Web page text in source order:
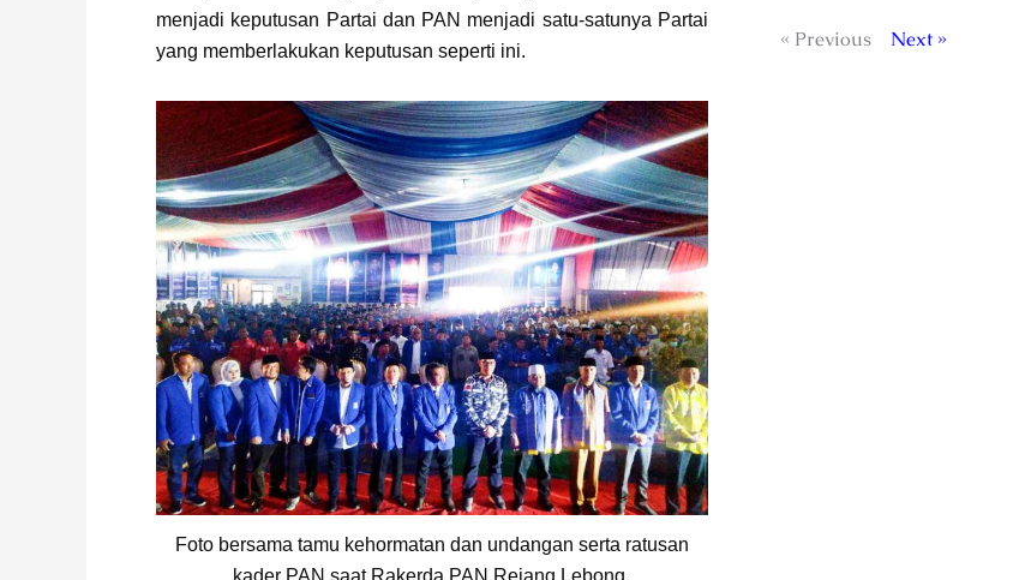
menjadi keputusan Partai dan PAN menjadi satu-satunya Partai
yang memberlakukan keputusan seperti ini.
Foto bersama tamu kehormatan dan undangan serta ratusan
« Previous Next »